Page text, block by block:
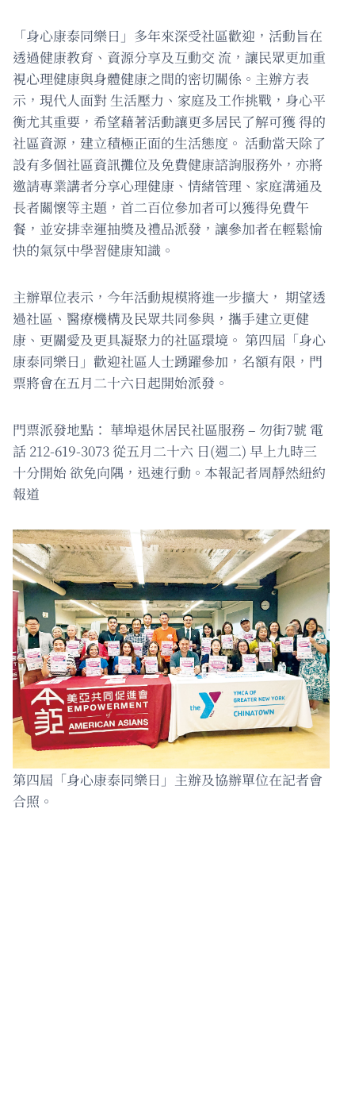
「身心康泰同樂日」多年來深受社區歡迎，活動旨在
透過健康教育、資源分享及互動交 流，讓民眾更加重
視心理健康與身體健康之間的密切關係。主辦方表
示，現代人面對 生活壓力、家庭及工作挑戰，身心平
衡尤其重要，希望藉著活動讓更多居民了解可獲 得的
社區資源，建立積極正面的生活態度。 活動當天除了
設有多個社區資訊攤位及免費健康諮詢服務外，亦將
邀請專業講者分享心理健康、情緒管理、家庭溝通及
長者關懷等主題，首二百位參加者可以獲得免費午
餐，並安排幸運抽獎及禮品派發，讓參加者在輕鬆愉
快的氣氛中學習健康知識。
主辦單位表示，今年活動規模將進一步擴大， 期望透
過社區、醫療機構及民眾共同參與，攜手建立更健
康、更關愛及更具凝聚力的社區環境。 第四屆「身心
康泰同樂日」歡迎社區人士踴躍參加，名額有限，門
票將會在五月二十六日起開始派發。
門票派發地點： 華埠退休居民社區服務 – 勿街7號 電
話 212-619-3073 從五月二十六 日(週二) 早上九時三
十分開始 欲免向隅，迅速行動。本報記者周靜然紐約
報道
第四屆「身心康泰同樂日」主辦及協辦單位在記者會
合照。